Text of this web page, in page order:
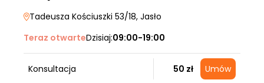
Tadeusza Kościuszki 53/18, Jasło
Teraz otwarteDzisiaj:09:00-19:00
Konsultacja 50 zł Umów